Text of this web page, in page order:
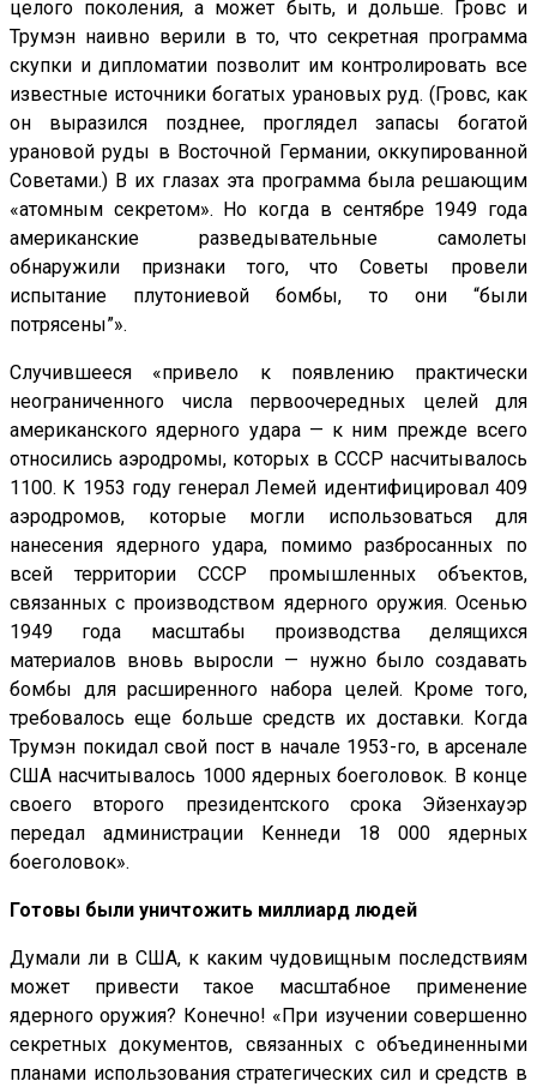
целого поколения, а может быть, и дольше. Гровс и
Трумэн наивно верили в то, что секретная программа
скупки и дипломатии позволит им контролировать все
известные источники богатых урановых руд. (Гровс, как
он выразился позднее, проглядел запасы богатой
урановой руды в Восточной Германии, оккупированной
Советами.) В их глазах эта программа была решающим
«атомным секретом». Но когда в сентябре 1949 года
американские разведывательные самолеты
обнаружили признаки того, что Советы провели
испытание плутониевой бомбы, то они “были
потрясены”».
Случившееся «привело к появлению практически
неограниченного числа первоочередных целей для
американского ядерного удара — к ним прежде всего
относились аэродромы, которых в СССР насчитывалось
1100. К 1953 году генерал Лемей идентифицировал 409
аэродромов, которые могли использоваться для
нанесения ядерного удара, помимо разбросанных по
всей территории СССР промышленных объектов,
связанных с производством ядерного оружия. Осенью
1949 года масштабы производства делящихся
материалов вновь выросли — нужно было создавать
бомбы для расширенного набора целей. Кроме того,
требовалось еще больше средств их доставки. Когда
Трумэн покидал свой пост в начале 1953-го, в арсенале
США насчитывалось 1000 ядерных боеголовок. В конце
своего второго президентского срока Эйзенхауэр
передал администрации Кеннеди 18 000 ядерных
боеголовок».
Готовы были уничтожить миллиард людей
Думали ли в США, к каким чудовищным последствиям
может привести такое масштабное применение
ядерного оружия? Конечно! «При изучении совершенно
секретных документов, связанных с объединенными
планами использования стратегических сил и средств в